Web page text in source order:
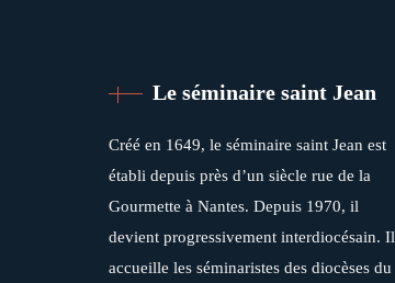
Le séminaire saint Jean
Créé en 1649, le séminaire saint Jean est
établi depuis près d’un siècle rue de la
Gourmette à Nantes. Depuis 1970, il
devient progressivement interdiocésain. Il
accueille les séminaristes des diocèses du